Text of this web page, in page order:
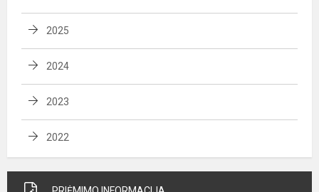
2025
2024
2023
2022